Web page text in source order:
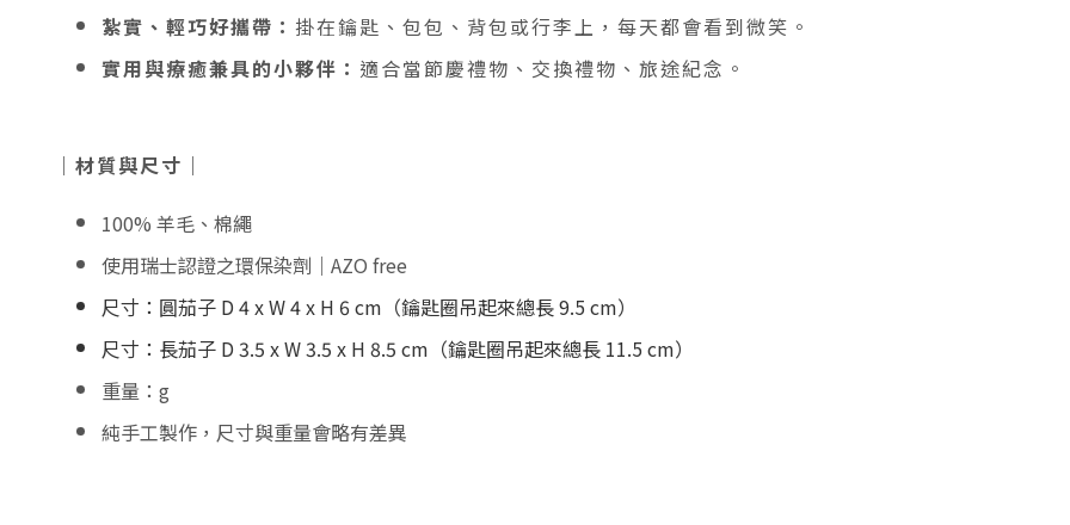
紮實、輕巧好攜帶： 掛在鑰匙、包包、背包或行李上，每天都會看到微笑。
實用與療癒兼具的小夥伴： 適合當節慶禮物、交換禮物、旅途紀念。
｜材質與尺寸｜
100% 羊毛、棉繩
使用瑞士認證之環保染劑｜AZO free
尺寸：圓茄子 D 4 x W 4 x H 6 cm（鑰匙圈吊起來總長 9.5 cm）
尺寸：長茄子 D 3.5 x W 3.5 x H 8.5 cm（鑰匙圈吊起來總長 11.5 cm）
重量：g
純手工製作，尺寸與重量會略有差異